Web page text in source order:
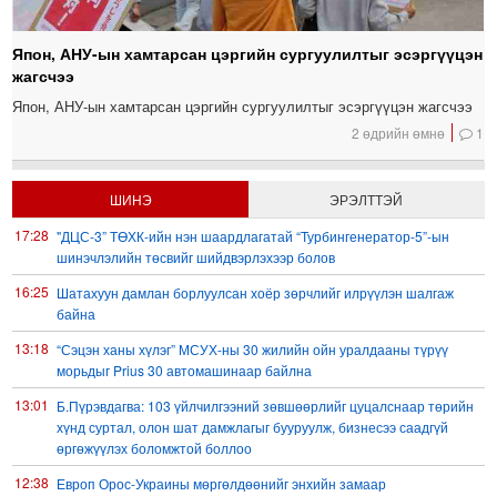
Япон, АНУ-ын хамтарсан цэргийн сургуулилтыг эсэргүүцэн
жагсчээ
Япон, АНУ-ын хамтарсан цэргийн сургуулилтыг эсэргүүцэн жагсчээ
2 өдрийн өмнө 1
ШИНЭ
ЭРЭЛТТЭЙ
17:28 "ДЦС-3” ТӨХК-ийн нэн шаардлагатай “Турбингенератор-5”-ын
шинэчлэлийн төсвийг шийдвэрлэхээр болов
16:25 Шатахуун дамлан борлуулсан хоёр зөрчлийг илрүүлэн шалгаж
байна
13:18 “Сэцэн ханы хүлэг” МСУХ-ны 30 жилийн ойн уралдааны түрүү
морьдыг Prius 30 автомашинаар байлна
13:01 Б.Пүрэвдагва: 103 үйлчилгээний зөвшөөрлийг цуцалснаар төрийн
хүнд суртал, олон шат дамжлагыг бууруулж, бизнесээ саадгүй
өргөжүүлэх боломжтой боллоо
12:38 Европ Орос-Украины мөргөлдөөнийг энхийн замаар